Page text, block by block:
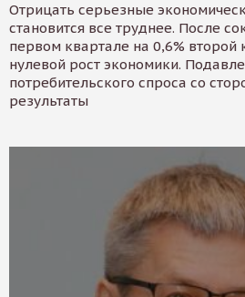
Отрицать серьезные
становится все труднее. После
первом квартале на 0,6% второй
нулевой рост экономики.
потребительского спроса со
результаты